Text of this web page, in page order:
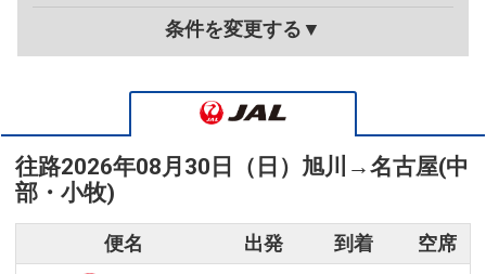
条件を変更する▼
往路2026年08月30日（日） 旭川 →名古屋(中
部・小牧)
便名 出発 到着 空席